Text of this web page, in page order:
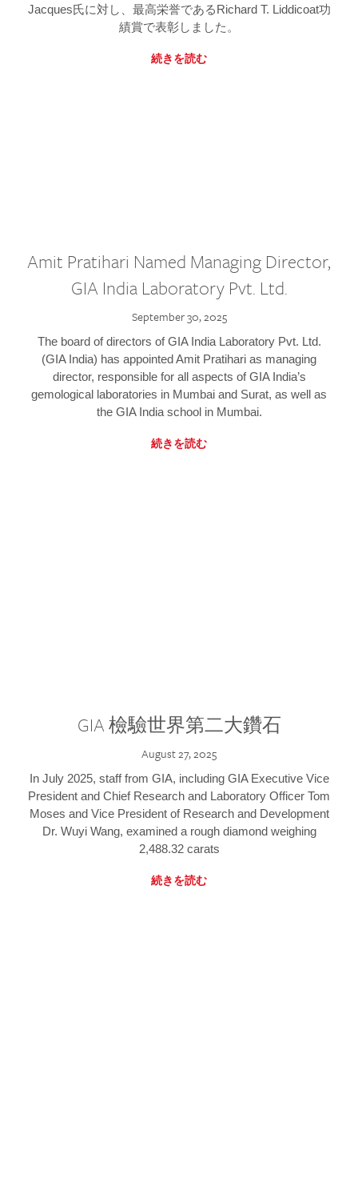
Jacques氏に対し、最高栄誉であるRichard T. Liddicoat功
績賞で表彰しました。
続きを読む
Amit Pratihari Named Managing Director,
GIA India Laboratory Pvt. Ltd.
September 30, 2025
The board of directors of GIA India Laboratory Pvt. Ltd.
(GIA India) has appointed Amit Pratihari as managing
director, responsible for all aspects of GIA India’s
gemological laboratories in Mumbai and Surat, as well as
the GIA India school in Mumbai.
続きを読む
GIA 檢驗世界第二大鑽石
August 27, 2025
In July 2025, staff from GIA, including GIA Executive Vice
President and Chief Research and Laboratory Officer Tom
Moses and Vice President of Research and Development
Dr. Wuyi Wang, examined a rough diamond weighing
2,488.32 carats
続きを読む